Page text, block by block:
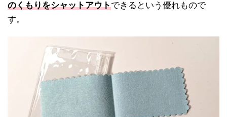
のくもりをシャットアウトできるという優れもので
す。